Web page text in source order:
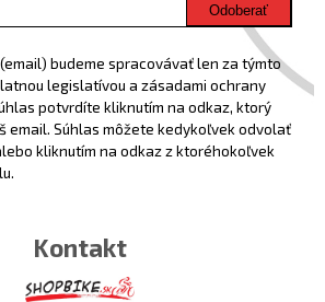
Odoberať
budeme spracovávať len za týmto
legislatívou a zásadami ochrany
potvrdíte kliknutím na odkaz, ktorý
email. Súhlas môžete kedykoľvek odvolať
kliknutím na odkaz z ktoréhokoľvek
Kontakt